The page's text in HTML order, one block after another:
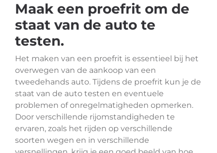
Maak een proefrit om de
staat van de auto te
testen.
Het maken van een proefrit is essentieel bij het
overwegen van de aankoop van een
tweedehands auto. Tijdens de proefrit kun je de
staat van de auto testen en eventuele
problemen of onregelmatigheden opmerken.
Door verschillende rijomstandigheden te
ervaren, zoals het rijden op verschillende
soorten wegen en in verschillende